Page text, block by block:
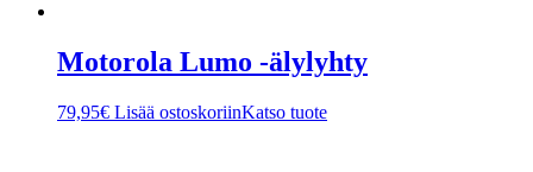
Motorola Lumo -älylyhty
79,95€ Lisää ostoskoriinKatso tuote